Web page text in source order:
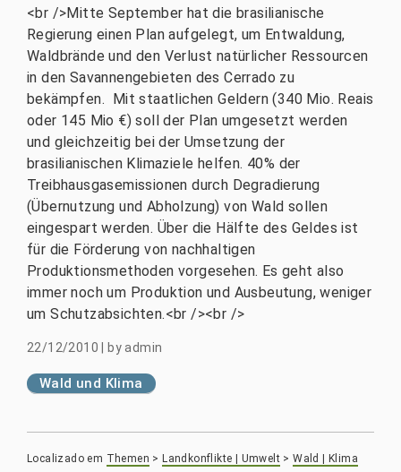
<br />Mitte September hat die brasilianische
Regierung einen Plan aufgelegt, um Entwaldung,
Waldbrände und den Verlust natürlicher Ressourcen
in den Savannengebieten des Cerrado zu
bekämpfen. Mit staatlichen Geldern (340 Mio. Reais
oder 145 Mio €) soll der Plan umgesetzt werden
und gleichzeitig bei der Umsetzung der
brasilianischen Klimaziele helfen. 40% der
Treibhausgasemissionen durch Degradierung
(Übernutzung und Abholzung) von Wald sollen
eingespart werden. Über die Hälfte des Geldes ist
für die Förderung von nachhaltigen
Produktionsmethoden vorgesehen. Es geht also
immer noch um Produktion und Ausbeutung, weniger
um Schutzabsichten.<br /><br />
22/12/2010 byadmin
Wald und Klima
Localizado em Themen > Landkonflikte | Umwelt >Wald | Klima